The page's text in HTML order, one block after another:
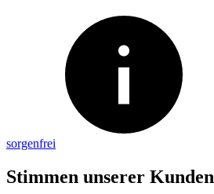
sorgenfrei
Stimmen unserer Kunden